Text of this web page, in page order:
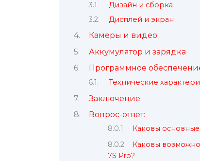
Дизайн и сборка
Дисплей и экран
Камеры и видео
Аккумулятор и зарядка
Программное
Технические
Заключение
Вопрос-ответ:
Каковы
Каковы
7S Pro?